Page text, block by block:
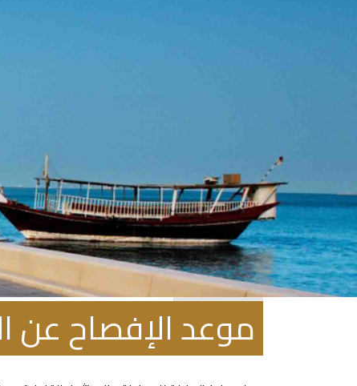
فبراير 10, 2022
موعد الإفصاح عن